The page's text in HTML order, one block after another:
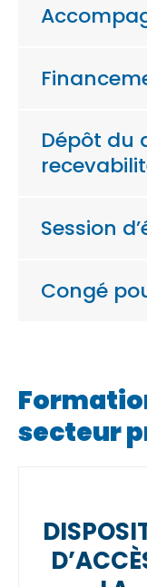
Dépôt du
Session
Congé
secteur